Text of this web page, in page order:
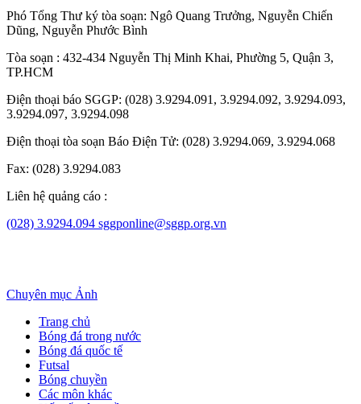
Phó Tổng Thư ký tòa soạn: Ngô Quang Trưởng, Nguyễn Chiến
Dũng, Nguyễn Phước Bình
Tòa soạn : 432-434 Nguyễn Thị Minh Khai, Phường 5, Quận 3,
TP.HCM
Điện thoại báo SGGP: (028) 3.9294.091, 3.9294.092, 3.9294.093,
3.9294.097, 3.9294.098
Điện thoại tòa soạn Báo Điện Tử: (028) 3.9294.069, 3.9294.068
Fax: (028) 3.9294.083
Liên hệ quảng cáo :
(028) 3.9294.094 sggponline@sggp.org.vn
Chuyên mục Ảnh
Trang chủ
Bóng đá trong nước
Bóng đá quốc tế
Futsal
Bóng chuyền
Các môn khác